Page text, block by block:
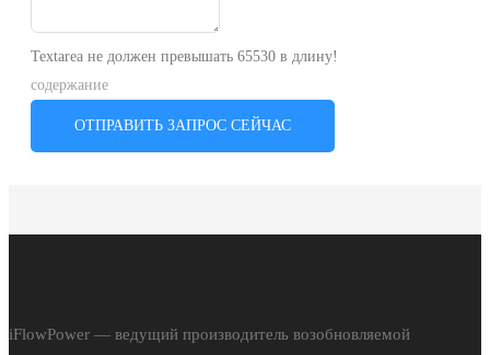
Textarea не должен превышать 65530 в длину!
содержание
ОТПРАВИТЬ ЗАПРОС СЕЙЧАС
iFlowPower — ведущий производитель возобновляемой